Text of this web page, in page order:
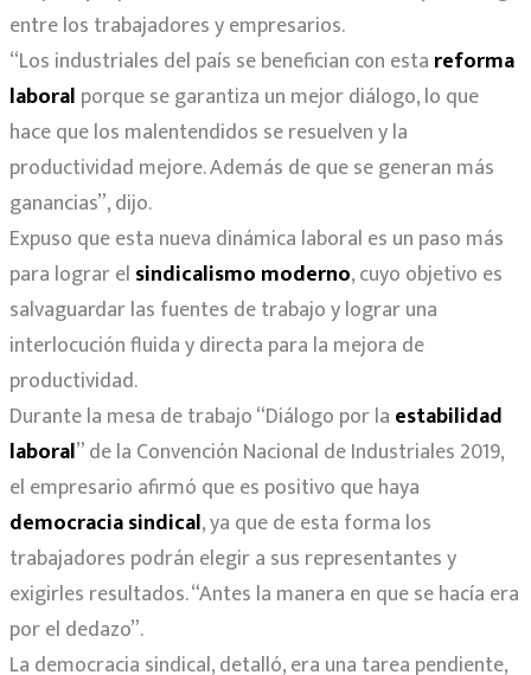
entre los trabajadores y empresarios.
“Los industriales del país se benefician con esta reforma
laboral porque se garantiza un mejor diálogo, lo que
hace que los malentendidos se resuelven y la
productividad mejore. Además de que se generan más
ganancias”, dijo.
Expuso que esta nueva dinámica laboral es un paso más
para lograr el sindicalismo moderno, cuyo objetivo es
salvaguardar las fuentes de trabajo y lograr una
interlocución fluida y directa para la mejora de
productividad.
Durante la mesa de trabajo “Diálogo por la estabilidad
laboral” de la Convención Nacional de Industriales 2019,
el empresario afirmó que es positivo que haya
democracia sindical, ya que de esta forma los
trabajadores podrán elegir a sus representantes y
exigirles resultados. “Antes la manera en que se hacía era
por el dedazo”.
La democracia sindical, detalló, era una tarea pendiente,